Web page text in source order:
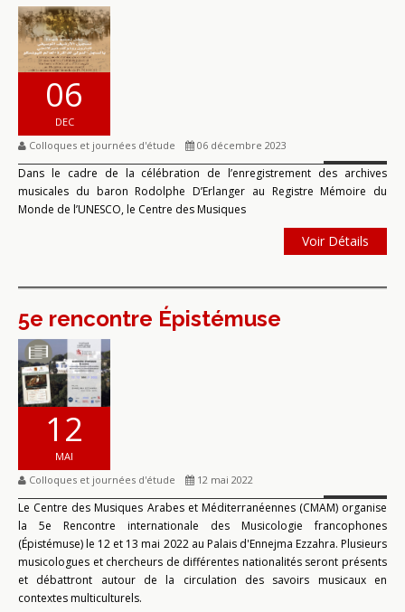
06
DEC
Colloques et journées d'étude
06 décembre 2023
Dans le cadre de la célébration de l’enregistrement des archives
musicales du baron Rodolphe D’Erlanger au Registre Mémoire du
Monde de l’UNESCO, le Centre des Musiques
Voir Détails
5e rencontre Épistémuse
12
MAI
Colloques et journées d'étude
12 mai 2022
Le Centre des Musiques Arabes et Méditerranéennes (CMAM) organise
la 5e Rencontre internationale des Musicologie francophones
(Épistémuse) le 12 et 13 mai 2022 au Palais d'Ennejma Ezzahra. Plusieurs
musicologues et chercheurs de différentes nationalités seront présents
et débattront autour de la circulation des savoirs musicaux en
contextes multiculturels.